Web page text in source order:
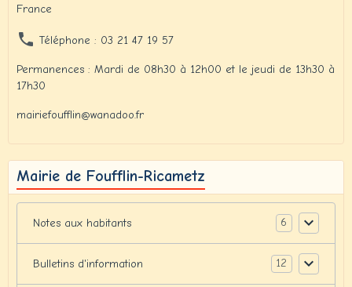
France
Téléphone : 03 21 47 19 57
Permanences : Mardi de 08h30 à 12h00 et le jeudi de 13h30 à
17h30
mairiefoufflin@wanadoo.fr
Mairie de Foufflin-Ricametz
Notes aux habitants 6
Bulletins d'information 12